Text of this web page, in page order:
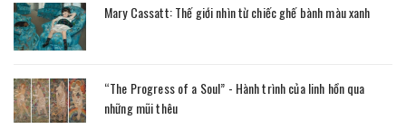
Mary Cassatt: Thế giới nhìn từ chiếc ghế bành màu xanh
“The Progress of a Soul” - Hành trình của linh hồn qua
những mũi thêu